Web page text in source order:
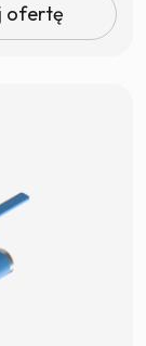
ofertę